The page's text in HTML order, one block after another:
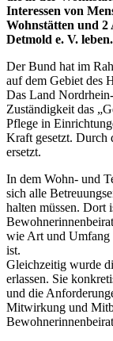
Interessen von
Wohnstätten und
Detmold e. V. leben.
Der Bund hat im
auf dem Gebiet des
Das Land
Zuständigkeit das
Pflege in
Kraft gesetzt. Durch
ersetzt.
In dem Wohn- und
sich alle
halten müssen. Dort
wie Art und Umfang
ist.
Gleichzeitig wurde
erlassen. Sie
und die
Mitwirkung und